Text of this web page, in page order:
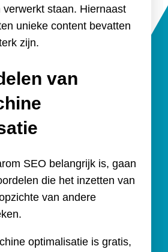
verwerkt staan. Hiernaast
unieke content bevatten
zijn.
van
SEO belangrijk is, gaan
die het inzetten van
van andere
optimalisatie is gratis,